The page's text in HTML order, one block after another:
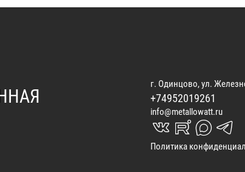
г. Одинцово, ул.
+74952019261
info@metallowatt.ru
vk_in rutube_in max_s telegrams_in
Политика